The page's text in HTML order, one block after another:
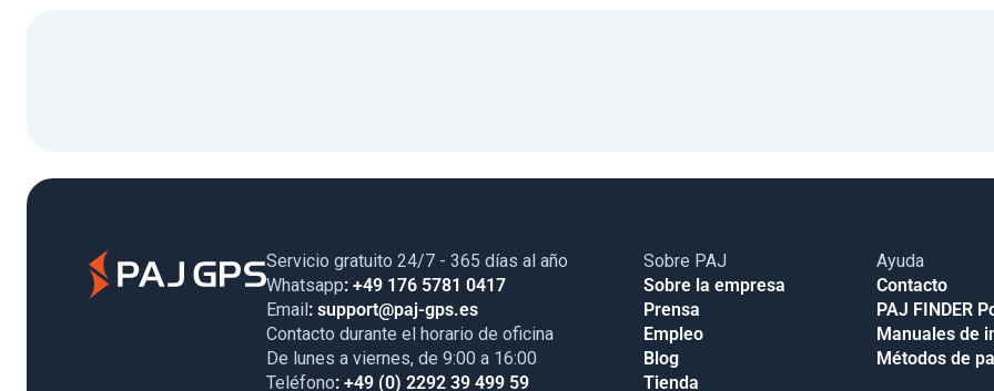
Servicio gratuito 24/7 - 365 días al año
Whatsapp: +49 176 5781 0417
Email : support@paj-gps.es
Contacto durante el horario de oficina
De lunes a viernes, de 9:00 a 16:00
Teléfono: +49 (0) 2292 39 499 59
Sobre PAJ
Sobre la empresa
Prensa
Empleo
Blog
Tienda
Ayuda
Contacto
PAJ FINDER
Manuales de
Métodos de